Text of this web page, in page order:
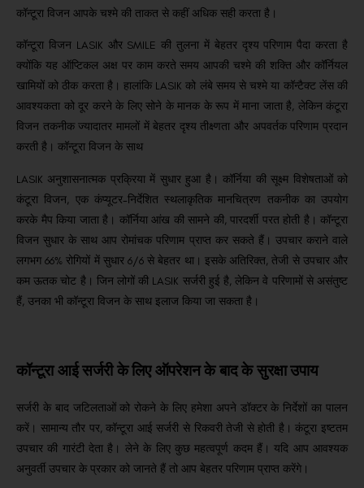
कॉन्टूरा विजन आपके चश्मे की ताकत से कहीं अधिक सही करता है।
कॉन्टूरा विजन LASIK और SMILE की तुलना में बेहतर दृश्य परिणाम पैदा करता है
क्योंकि यह ऑप्टिकल अक्ष पर काम करते समय आपकी चश्मे की शक्ति और कॉर्नियल
खामियों को ठीक करता है। हालांकि LASIK को लंबे समय से चश्मे या कॉन्टैक्ट लेंस की
आवश्यकता को दूर करने के लिए सोने के मानक के रूप में माना जाता है, लेकिन कंटूरा
विजन तकनीक ज्यादातर मामलों में बेहतर दृश्य तीक्ष्णता और अपवर्तक परिणाम प्रदान
करती है। कॉन्टूरा विजन के साथ
LASIK अनुशासनात्मक प्रक्रिया में सुधार हुआ है। कॉर्निया की सूक्ष्म विशेषताओं को
कंटूरा विजन, एक कंप्यूटर-निर्देशित स्थलाकृतिक मानचित्रण तकनीक का उपयोग
करके मैप किया जाता है। कॉर्निया आंख की सामने की, पारदर्शी परत होती है। कॉन्टूरा
विजन सुधार के साथ आप रोमांचक परिणाम प्राप्त कर सकते हैं। उपचार कराने वाले
लगभग 66% रोगियों में सुधार 6/6 से बेहतर था। इसके अतिरिक्त, तेजी से उपचार और
कम ऊतक चोट है। जिन लोगों की LASIK सर्जरी हुई है, लेकिन वे परिणामों से असंतुष्ट
हैं, उनका भी कॉन्टूरा विजन के साथ इलाज किया जा सकता है।
कॉन्टूरा आई सर्जरी के लिए ऑपरेशन के बाद के सुरक्षा उपाय
सर्जरी के बाद जटिलताओं को रोकने के लिए हमेशा अपने डॉक्टर के निर्देशों का पालन
करें। सामान्य तौर पर, कॉन्टूरा आई सर्जरी से रिकवरी तेजी से होती है। कंटूरा इष्टतम
उपचार की गारंटी देता है। लेने के लिए कुछ महत्वपूर्ण कदम हैं। यदि आप आवश्यक
अनुवर्ती उपचार के प्रकार को जानते हैं तो आप बेहतर परिणाम प्राप्त करेंगे।